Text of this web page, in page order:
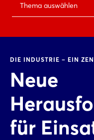
Thema auswählen
DIE INDUSTRIE – EIN
Neue
für